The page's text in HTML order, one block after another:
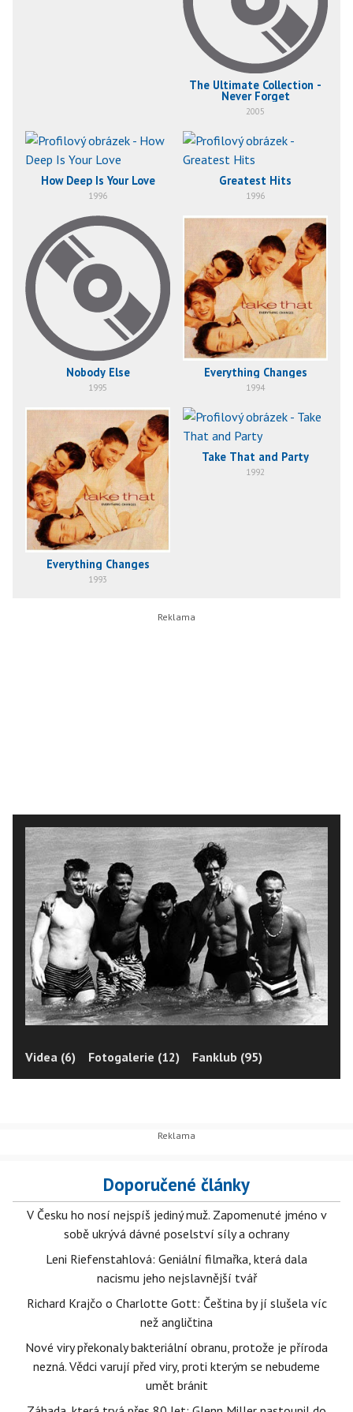
The Ultimate Collection -
Never Forget
2005
How Deep Is Your Love
1996
Greatest Hits
1996
Nobody Else
1995
Everything Changes
1994
Everything Changes
1993
Take That and Party
1992
Videa (6) Fotogalerie (12) Fanklub (95)
Doporučené články
V Česku ho nosí nejspíš jediný muž. Zapomenuté jméno v
sobě ukrývá dávné poselství síly a ochrany
Leni Riefenstahlová: Geniální filmařka, která dala
nacismu jeho nejslavnější tvář
Richard Krajčo o Charlotte Gott: Čeština by jí slušela víc
než angličtina
Nové viry překonaly bakteriální obranu, protože je příroda
nezná. Vědci varují před viry, proti kterým se nebudeme
umět bránit